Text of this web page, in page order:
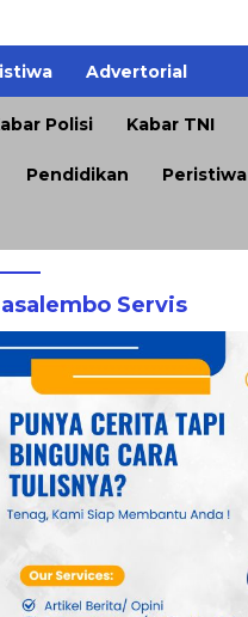
Advertorial
Polisi Kabar TNI
Pendidikan Peristiwa
Servis